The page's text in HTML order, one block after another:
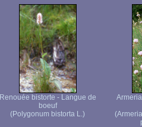
Renouée bistorte - Langue de
boeuf
(Polygonum bistorta L.)